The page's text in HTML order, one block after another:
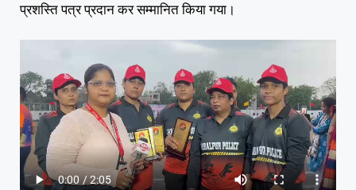
प्रशस्ति पत्र प्रदान कर सम्मानित किया गया।